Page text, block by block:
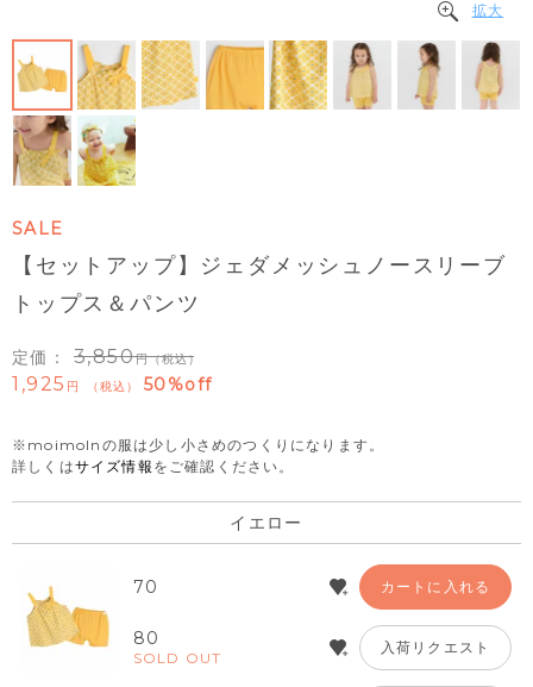
拡大
SALE
【セットアップ】ジェダメッシュノースリーブ
トップス＆パンツ
定価： 3,850 （税込）
1,925 税込 50%off
※moimolnの服は少し小さめのつくりになります。
詳しくはサイズ情報 をご確認ください。
イエロー
70 カートに入れる
80
SOLD OUT
入荷リクエスト